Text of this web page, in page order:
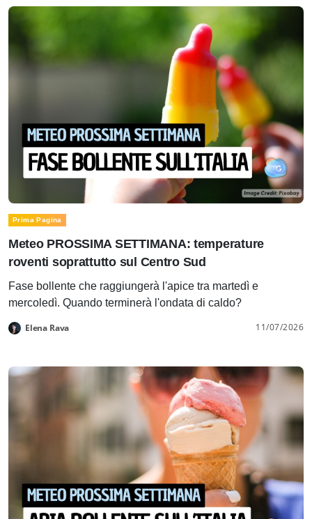
Prima Pagina
Meteo PROSSIMA SETTIMANA: temperature
roventi soprattutto sul Centro Sud
Fase bollente che raggiungerà l'apice tra martedì e
mercoledì. Quando terminerà l'ondata di caldo?
Elena Rava 11/07/2026